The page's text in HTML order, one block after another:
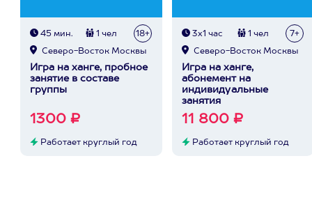
45 мин. 1 чел 18+
Северо-Восток Москвы
Игра на ханге, пробное
занятие в составе
группы
1300 ₽
Работает круглый год
3х1 час 1 чел 7+
Северо-Восток Москвы
Игра на ханге,
абонемент на
индивидуальные
занятия
11 800 ₽
Работает круглый год